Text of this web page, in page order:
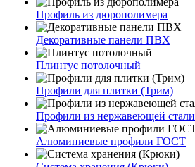
Профиль из дюрополимера
Декоративные панели ПВХ
Плинтус потолочный
Профили для плитки (Трим)
Профили из нержавеющей стали
Алюминиевые профили ГОСТ